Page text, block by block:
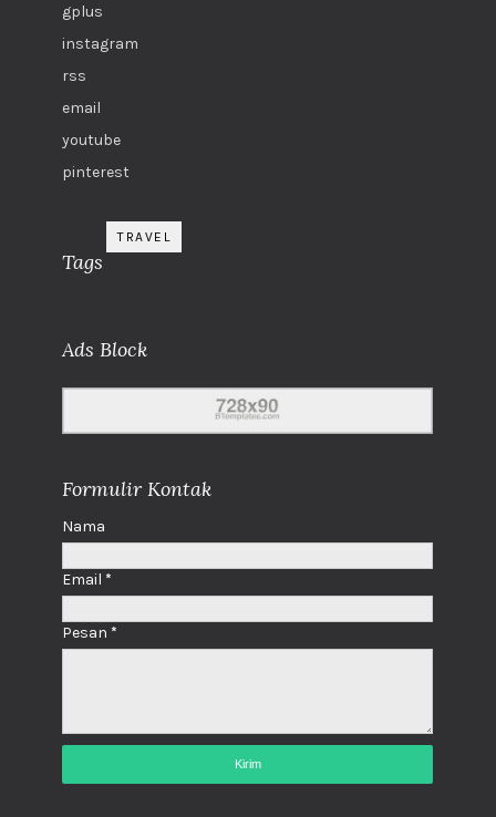
gplus
instagram
rss
email
youtube
pinterest
Tags
TRAVEL
Ads Block
Formulir Kontak
Nama
Email *
Pesan *